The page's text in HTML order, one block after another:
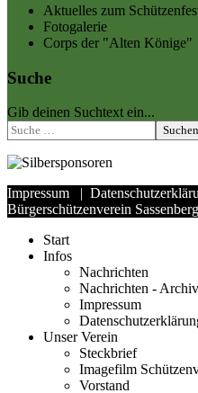
Aktuelles zum
Fotogalerie
Corps der "Alten Könige"
Suche
Gib deinen Suchtext ein...
Suchen
Impressum |
Bürgerschützenverein
Start
Infos
Nachrichten
Nachrichten - Archiv
Impressum
Unser Verein
Steckbrief
Imagefilm
Vorstand